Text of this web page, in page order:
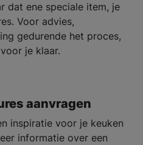
dat ene speciale item, je
Voor advies,
gedurende het proces,
je klaar.
aanvragen
inspiratie voor je keuken
informatie over een